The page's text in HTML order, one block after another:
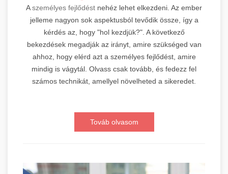
Aszemélyes fejlődést nehéz lehet elkezdeni. Az ember
jelleme nagyon sok aspektusból tevődik össze, így a
kérdés az, hogy "hol kezdjük?". A következő
bekezdések megadják az irányt, amire szükséged van
ahhoz, hogy elérd azt a személyes fejlődést, amire
mindig is vágytál. Olvass csak tovább, és fedezz fel
számos technikát, amellyel növelheted a sikeredet.
Továb olvasom